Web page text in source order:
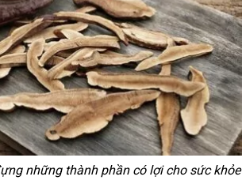
những thành phần có lợi cho sức khỏe